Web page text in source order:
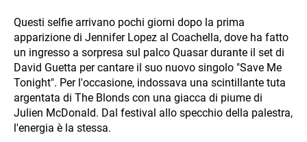
Questi selfie arrivano pochi giorni dopo la prima
apparizione di Jennifer Lopez al Coachella, dove ha fatto
un ingresso a sorpresa sul palco Quasar durante il set di
David Guetta per cantare il suo nuovo singolo "Save Me
Tonight". Per l'occasione, indossava una scintillante tuta
argentata di The Blonds con una giacca di piume di
Julien McDonald. Dal festival allo specchio della palestra,
l'energia è la stessa.